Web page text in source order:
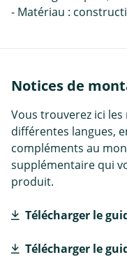
- Matériau :
Notices de
Vous trouverez ici
différentes langues,
compléments au
supplémentaire qui
produit.
Télécharger le
Télécharger le